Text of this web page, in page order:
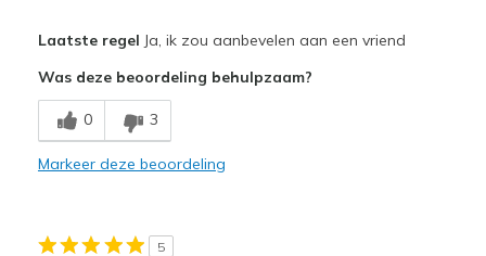
Breathe Well
Comfortable
Laatste regel Ja, ik zou aanbevelen aan een vriend
Was deze beoordeling behulpzaam?
0 3
Markeer deze beoordeling
5